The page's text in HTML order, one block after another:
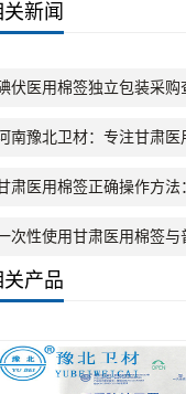
新闻
伏医用棉签独立包装采购
南豫北卫材：专注甘肃医
肃医用棉签正确操作方
次性使用甘肃医用棉签与
关产品